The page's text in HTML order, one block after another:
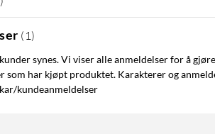
sterke sider i TPU som gir et sikkert
gir ekstra beskyttelse mot riper og
knapp gir enkel kamerakontroll med et
hvert trykk.
( 1 )
synes. Vi viser alle anmeldelser for å
som har kjøpt produktet. Karakterer og
kundeanmeldelser